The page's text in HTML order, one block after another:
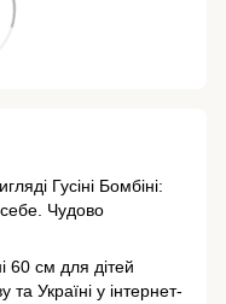
Гусіні Бомбіні:
Чудово
60 см для дітей
Україні у інтернет-